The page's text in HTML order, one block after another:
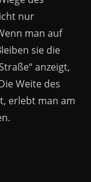
nur
man auf
sie die
anzeigt,
Weite des
erlebt man am